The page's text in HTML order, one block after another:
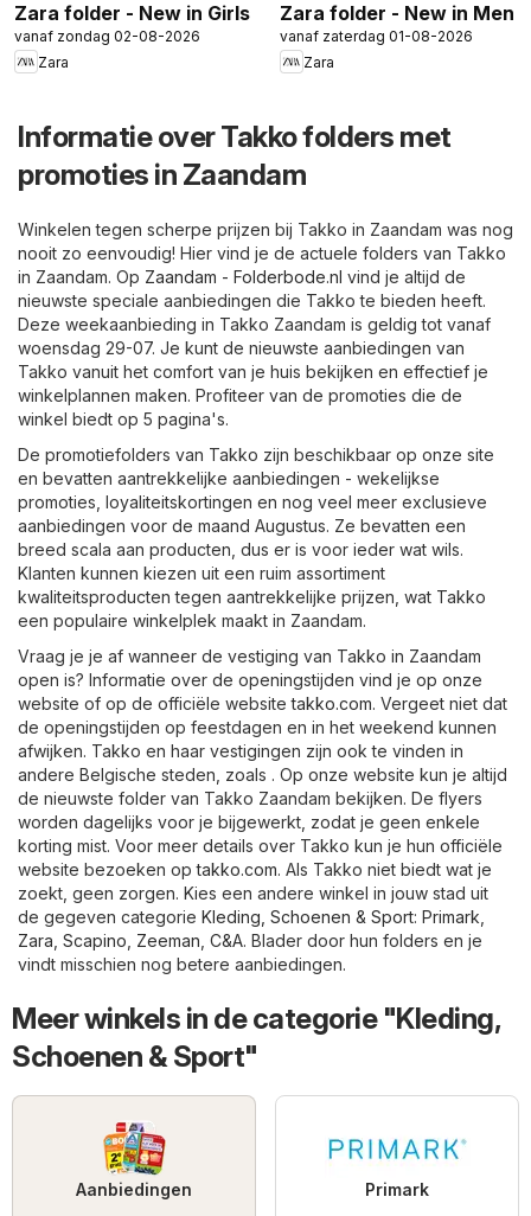
Zara folder - New in Girls
vanaf zondag 02-08-2026
Zara
Zara folder - New in Men
vanaf zaterdag 01-08-2026
Zara
Informatie over Takko folders met
promoties in Zaandam
Winkelen tegen scherpe prijzen bij Takko in Zaandam was nog
nooit zo eenvoudig! Hier vind je de actuele folders van Takko
in Zaandam. Op Zaandam - Folderbode.nl vind je altijd de
nieuwste speciale aanbiedingen die Takko te bieden heeft.
Deze weekaanbieding in Takko Zaandam is geldig tot vanaf
woensdag 29-07. Je kunt de nieuwste aanbiedingen van
Takko vanuit het comfort van je huis bekijken en effectief je
winkelplannen maken. Profiteer van de promoties die de
winkel biedt op 5 pagina's.
De promotiefolders van Takko zijn beschikbaar op onze site
en bevatten aantrekkelijke aanbiedingen - wekelijkse
promoties, loyaliteitskortingen en nog veel meer exclusieve
aanbiedingen voor de maand Augustus. Ze bevatten een
breed scala aan producten, dus er is voor ieder wat wils.
Klanten kunnen kiezen uit een ruim assortiment
kwaliteitsproducten tegen aantrekkelijke prijzen, wat Takko
een populaire winkelplek maakt in Zaandam.
Vraag je je af wanneer de vestiging van Takko in Zaandam
open is? Informatie over de openingstijden vind je op onze
website of op de officiële websitetakko.com. Vergeet niet dat
de openingstijden op feestdagen en in het weekend kunnen
afwijken. Takko en haar vestigingen zijn ook te vinden in
andere Belgische steden, zoals . Op onze website kun je altijd
de nieuwste folder van Takko Zaandam bekijken. De flyers
worden dagelijks voor je bijgewerkt, zodat je geen enkele
korting mist. Voor meer details over Takko kun je hun officiële
website bezoeken optakko.com. Als Takko niet biedt wat je
zoekt, geen zorgen. Kies een andere winkel in jouw stad uit
de gegeven categorie Kleding, Schoenen & Sport: Primark
Zara Scapino Zeeman C&A. Blader door hun folders en je
vindt misschien nog betere aanbiedingen.
Meer winkels in de categorie "Kleding,
Schoenen & Sport"
Aanbiedingen Primark